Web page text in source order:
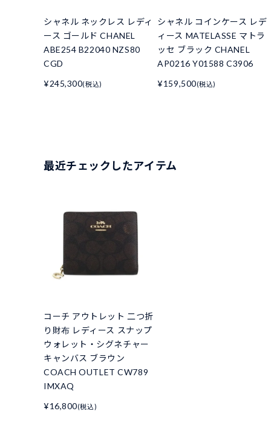
シャネル ネックレス レディ
ース ゴールド CHANEL
ABE254 B22040 NZS80
CGD
¥245,300(税込)
シャネル コインケース レデ
ィース MATELASSE マトラ
ッセ ブラック CHANEL
AP0216 Y01588 C3906
¥159,500(税込)
最近チェックしたアイテム
コーチ アウトレット 二つ折
り財布 レディース スナップ
ウォレット・シグネチャー
キャンバス ブラウン
COACH OUTLET CW789
IMXAQ
¥16,800(税込)